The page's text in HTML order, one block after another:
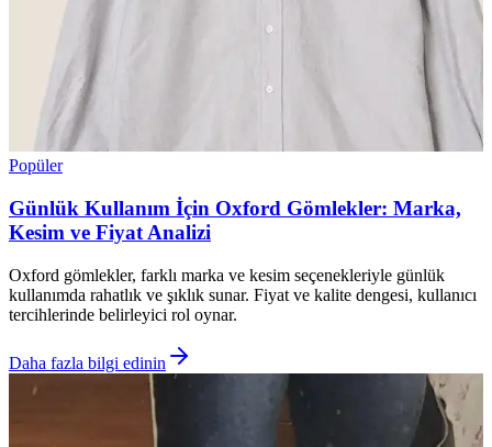
Popüler
Günlük Kullanım İçin Oxford Gömlekler: Marka,
Kesim ve Fiyat Analizi
Oxford gömlekler, farklı marka ve kesim seçenekleriyle günlük
kullanımda rahatlık ve şıklık sunar. Fiyat ve kalite dengesi, kullanıcı
tercihlerinde belirleyici rol oynar.
Daha fazla bilgi edinin